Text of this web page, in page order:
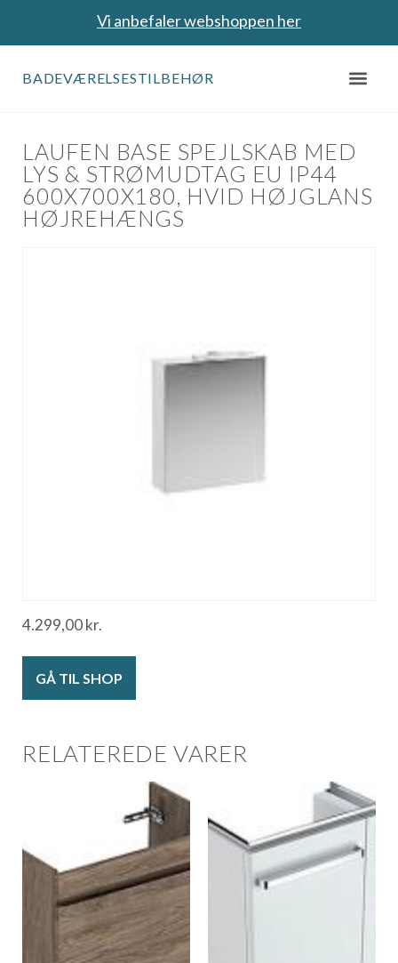
Vi anbefaler webshoppen her
BADEVÆRELSESTILBEHØR
LAUFEN BASE SPEJLSKAB MED
LYS & STRØMUDTAG EU IP44
600X700X180, HVID HØJGLANS
HØJREHÆNGS
4.299,00kr.
GÅ TIL SHOP
RELATEREDE VARER